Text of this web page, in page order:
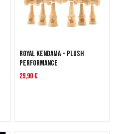
Royal Kendama - Plush
Performance
29,90 €